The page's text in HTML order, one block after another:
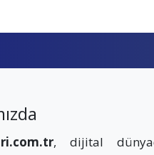
, dijital